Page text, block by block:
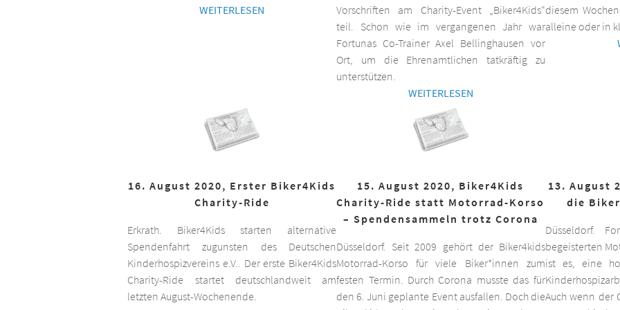
WEITERLESEN
Vorschriften am Charity-Event „Biker4Kids“
teil. Schon wie im vergangenen Jahr war
Fortunas Co-Trainer Axel Bellinghausen vor
Ort, um die Ehrenamtlichen tatkräftig zu
unterstützen.
WEITERLESEN
diesem
alleine oder in
16. August 2020, Erster Biker4Kids
Charity-Ride
Erkrath. Biker4Kids starten alternative
Spendenfahrt zugunsten des Deutschen
Kinderhospizvereins e.V.. Der erste Biker4Kids
Charity-Ride startet deutschlandweit am
letzten August-Wochenende.
15. August 2020, Biker4Kids
Charity-Ride statt Motorrad-Korso
– Spendensammeln trotz Corona
Düsseldorf. Seit 2009 gehört der Biker4kids
Motorrad-Korso für viele Biker*innen zum
festen Termin. Durch Corona musste das für
den 6. Juni geplante Event ausfallen. Doch die
13. August
die
Düsseldorf.
begeisterten
ist es, eine
Auch wenn der